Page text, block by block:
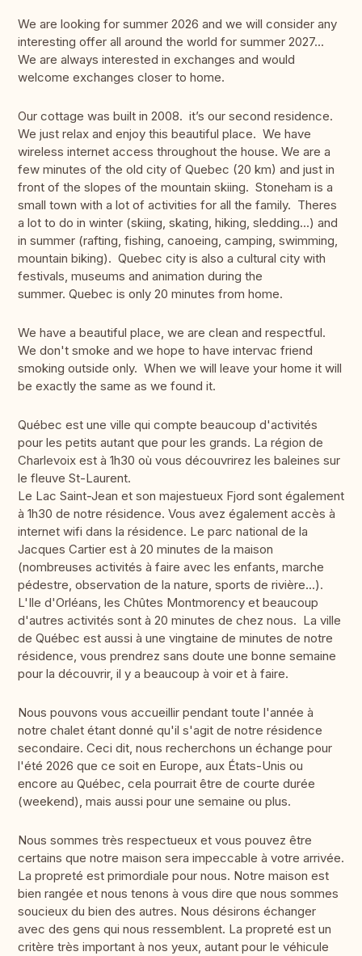
We are looking for summer 2026 and we will consider any
interesting offer all around the world for summer 2027...
We are always interested in exchanges and would
welcome exchanges closer to home.
Our cottage was built in 2008. it’s our second residence.
We just relax and enjoy this beautiful place. We have
wireless internet access throughout the house. We are a
few minutes of the old city of Quebec (20 km) and just in
front of the slopes of the mountain skiing. Stoneham is a
small town with a lot of activities for all the family. Theres
a lot to do in winter (skiing, skating, hiking, sledding...) and
in summer (rafting, fishing, canoeing, camping, swimming,
mountain biking). Quebec city is also a cultural city with
festivals, museums and animation during the
summer. Quebec is only 20 minutes from home.
We have a beautiful place, we are clean and respectful.
We don't smoke and we hope to have intervac friend
smoking outside only. When we will leave your home it will
be exactly the same as we found it.
Québec est une ville qui compte beaucoup d'activités
pour les petits autant que pour les grands. La région de
Charlevoix est à 1h30 où vous découvrirez les baleines sur
le fleuve St-Laurent.
Le Lac Saint-Jean et son majestueux Fjord sont également
à 1h30 de notre résidence. Vous avez également accès à
internet wifi dans la résidence. Le parc national de la
Jacques Cartier est à 20 minutes de la maison
(nombreuses activités à faire avec les enfants, marche
pédestre, observation de la nature, sports de rivière...).
L'Ile d'Orléans, les Chûtes Montmorency et beaucoup
d'autres activités sont à 20 minutes de chez nous. La ville
de Québec est aussi à une vingtaine de minutes de notre
résidence, vous prendrez sans doute une bonne semaine
pour la découvrir, il y a beaucoup à voir et à faire.
Nous pouvons vous accueillir pendant toute l'année à
notre chalet étant donné qu'il s'agit de notre résidence
secondaire. Ceci dit, nous recherchons un échange pour
l'été 2026 que ce soit en Europe, aux États-Unis ou
encore au Québec, cela pourrait être de courte durée
(weekend), mais aussi pour une semaine ou plus.
Nous sommes très respectueux et vous pouvez être
certains que notre maison sera impeccable à votre arrivée.
La propreté est primordiale pour nous. Notre maison est
bien rangée et nous tenons à vous dire que nous sommes
soucieux du bien des autres. Nous désirons échanger
avec des gens qui nous ressemblent. La propreté est un
critère très important à nos yeux, autant pour le véhicule